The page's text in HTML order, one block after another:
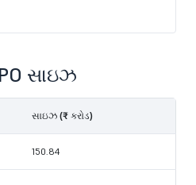
સાઇઝ
સાઇઝ (₹ કરોડ)
150.84